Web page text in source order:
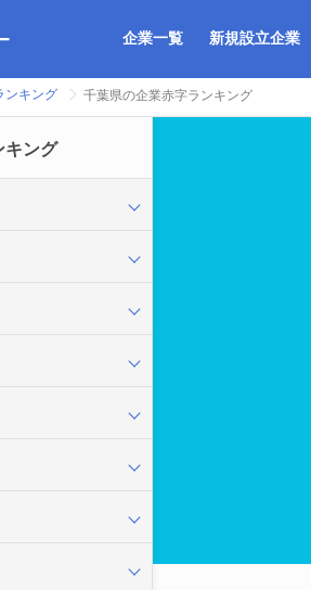
企業一覧 新規設立企業
ンキング 千葉県の企業赤字ランキング
キング